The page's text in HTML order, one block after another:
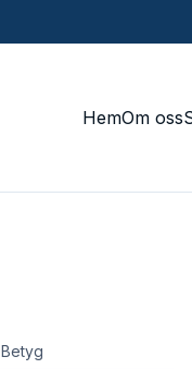
HemOm oss
Betyg